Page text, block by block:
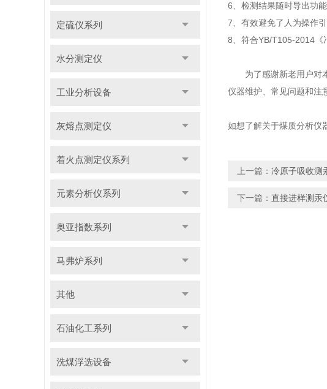
定硫仪系列
水分测定仪
工业分析设备
灰熔点测定仪
着火点测定仪系列
元素分析仪系列
奥亚指数系列
马弗炉系列
其他
石油化工系列
洗煤浮选设备
6、检测结果随时导出功
7、有效避免了人为操作
8、符合YB/T105-2014《
为了感谢新老用户对本
仪器维护、常见问题和注
如想了解关于煤质分析
上一篇： 冷原子吸收测
下一篇： 直接进样测汞